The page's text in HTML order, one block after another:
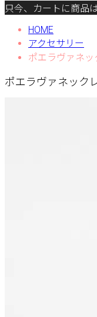
只今、カートに商品
HOME
アクセサリー
ポエラヴァネッ
ポエラヴァネック